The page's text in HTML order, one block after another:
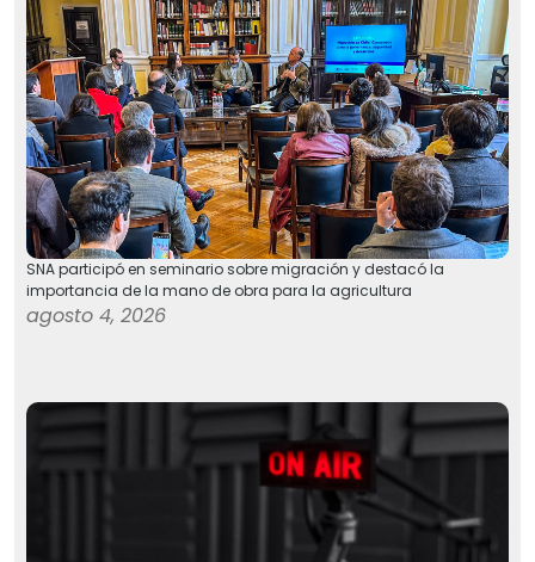
SNA participó en seminario sobre migración y destacó la
importancia de la mano de obra para la agricultura
agosto 4, 2026